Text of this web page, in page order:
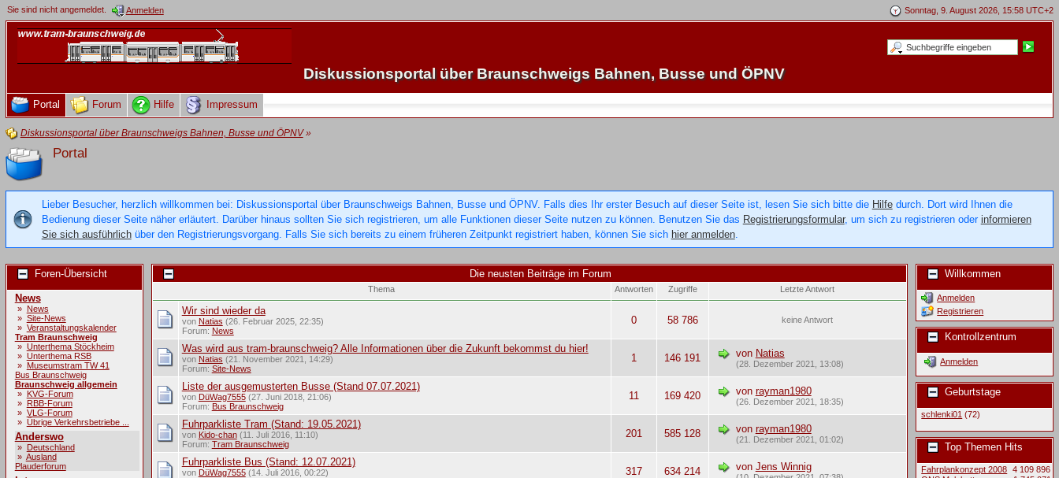
Sonntag, 9. August 2026, 15:58 UTC+2
Sie sind nicht angemeldet. Anmelden
Diskussionsportal über Braunschweigs Bahnen, Busse und ÖPNV
Portal Forum Hilfe Impressum
Diskussionsportal über Braunschweigs Bahnen, Busse und ÖPNV»
Portal
Lieber Besucher, herzlich willkommen bei: Diskussionsportal über Braunschweigs Bahnen, Busse und ÖPNV. Falls dies Ihr erster Besuch auf dieser Seite ist, lesen Sie sich bitte die Hilfedurch. Dort wird Ihnen die
Bedienung dieser Seite näher erläutert. Darüber hinaus sollten Sie sich registrieren, um alle Funktionen dieser Seite nutzen zu können. Benutzen Sie das Registrierungsformular, um sich zu registrieren oder informieren
Sie sich ausführlichüber den Registrierungsvorgang. Falls Sie sich bereits zu einem früheren Zeitpunkt registriert haben, können Sie sich hier anmelden.
Foren-Übersicht
News
» News
» Site-News
» Veranstaltungskalender
Tram Braunschweig
» Unterthema Stöckheim
» Unterthema RSB
» Museumstram TW 41
Bus Braunschweig
Braunschweig allgemein
» KVG-Forum
» RBB-Forum
» VLG-Forum
» Übrige Verkehrsbetriebe ...
Anderswo
» Deutschland
» Ausland
Plauderforum
Willkommen
Anmelden
Registrieren
Kontrollzentrum
Anmelden
Geburtstage
schlenki01 (72)
Top Themen Hits
4 109 896
Fahrplankonzept 2008
Die neusten Beiträge im Forum
Thema Antworten Zugriffe Letzte Antwort
Wir sind wieder da
von Natias (26. Februar 2025, 22:35)
Forum: News
0 58 786 keine Antwort
Was wird aus tram-braunschweig? Alle Informationen über die Zukunft bekommst du hier!
von Natias (21. November 2021, 14:29)
Forum: Site-News
1 146 191 von Natias
(28. Dezember 2021, 13:08)
Liste der ausgemusterten Busse (Stand 07.07.2021)
von DüWag7555(27. Juni 2018, 21:06)
Forum: Bus Braunschweig
11 169 420 von rayman1980
(26. Dezember 2021, 18:35)
Fuhrparkliste Tram (Stand: 19.05.2021)
von Kido-chan(11. Juli 2016, 11:10)
Forum: Tram Braunschweig
201 585 128 von rayman1980
(21. Dezember 2021, 01:02)
Fuhrparkliste Bus (Stand: 12.07.2021)
von DüWag7555(14. Juli 2016, 00:22)
317 634 214 von Jens Winnig